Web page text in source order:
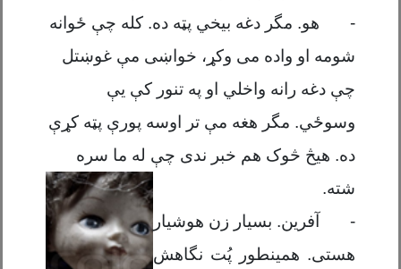
-
هو. مگر دغه بیخي پټه ده. کله چې ځوانه
شومه او واده می وکړ، خواښی مې غوښتل
چې دغه رانه واخلي او په تنور کې یې
وسوځي. مگر هغه مې تر اوسه پور ې پټه کړ ې
ده. هیڅ څوک هم خبر ندی چې له ما سره
شته.
-
آفرین. بسیار زن هوشیار
هستی. همینطور پُت نگاهش